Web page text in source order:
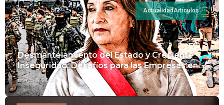
ActualidadArtículos
Desmantelamiento del Estado y Creciente
Inseguridad: Desafíos para las Empresas en
Perú.
mayo 8, 2024